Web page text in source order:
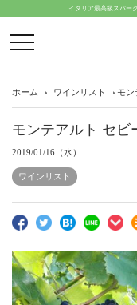
イタリア最高級スパー
ホーム ワインリスト モン
モンテアルト セビ
2019/01/16（水）
ワインリスト